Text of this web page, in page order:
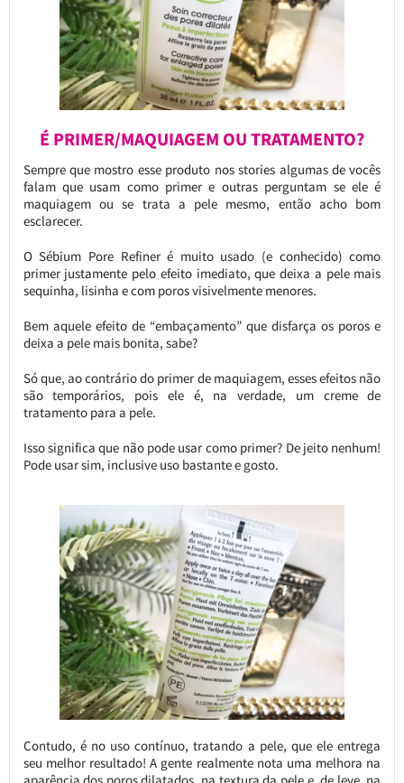
É PRIMER/MAQUIAGEM OU TRATAMENTO?
Sempre que mostro esse produto nos stories algumas de vocês
falam que usam como primer e outras perguntam se ele é
maquiagem ou se trata a pele mesmo, então acho bom
esclarecer.
O Sébium Pore Refiner é muito usado (e conhecido) como
primer justamente pelo efeito imediato, que deixa a pele mais
sequinha, lisinha e com poros visivelmente menores.
Bem aquele efeito de “embaçamento” que disfarça os poros e
deixa a pele mais bonita, sabe?
Só que, ao contrário do primer de maquiagem, esses efeitos não
são temporários, pois ele é, na verdade, um creme de
tratamento para a pele.
Isso significa que não pode usar como primer? De jeito nenhum!
Pode usar sim, inclusive uso bastante e gosto.
Contudo, é no uso contínuo, tratando a pele, que ele entrega
seu melhor resultado! A gente realmente nota uma melhora na
aparência dos poros dilatados, na textura da pele e, de leve, na